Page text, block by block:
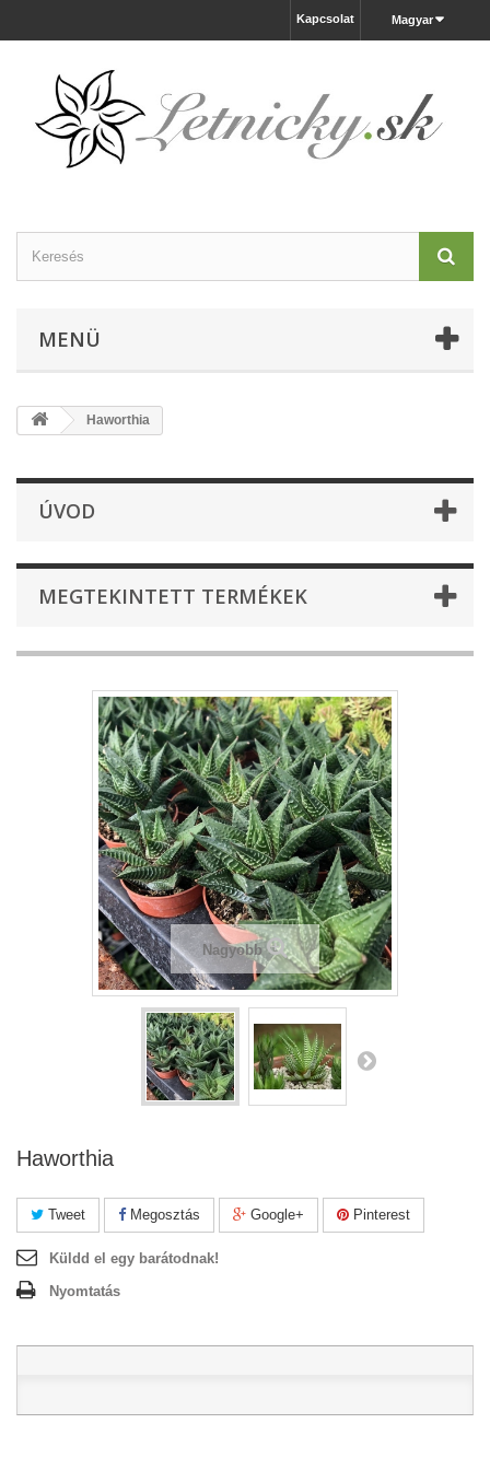
Magyar
Kapcsolat
MENÜ
Haworthia
ÚVOD
MEGTEKINTETT TERMÉKEK
Nagyobb
Haworthia
Tweet Megosztás Google+ Pinterest
Küldd el egy barátodnak!
Nyomtatás